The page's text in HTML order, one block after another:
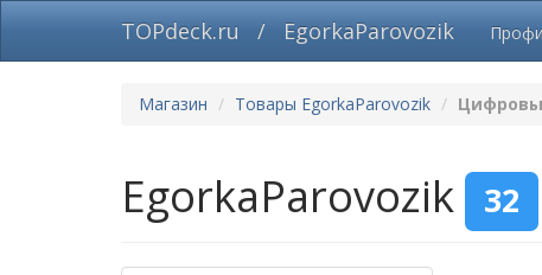
TOPdeck.ru / EgorkaParovozik
Магазин Товары EgorkaParovozik
EgorkaParovozik 32